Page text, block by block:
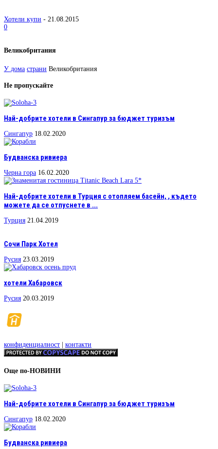
Хотели купи - 21.08.2015
0
Великобритания
У дома страни Великобритания
Не пропускайте
Най-добрите хотели в Сингапур за бюджет туризъм
Сингапур 18.02.2020
Будванска ривиера
Черна гора 16.02.2020
Най-добрите хотели в Турция с отопляем басейн, , където
можете да се отпуснете в ...
Турция 21.04.2019
Сочи Парк Хотел
Русия 23.03.2019
хотели Хабаровск
Русия 20.03.2019
конфиденциалност | контакти
Още по-НОВИНИ
Най-добрите хотели в Сингапур за бюджет туризъм
Сингапур 18.02.2020
Будванска ривиера